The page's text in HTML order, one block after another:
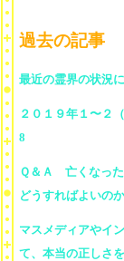
過去の記事
最近の霊界の状況
２０１９年１〜２
8
Ｑ＆Ａ 亡くなった
どうすればよいの
マスメディアやイ
て、本当の正しさ